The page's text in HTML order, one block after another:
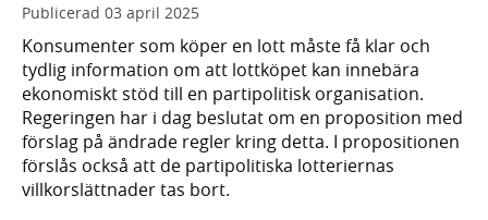
Publicerad 03 april 2025
Konsumenter som köper en lott måste få klar och
tydlig information om att lottköpet kan innebära
ekonomiskt stöd till en partipolitisk organisation.
Regeringen har i dag beslutat om en proposition med
förslag på ändrade regler kring detta. I propositionen
förslås också att de partipolitiska lotteriernas
villkorslättnader tas bort.